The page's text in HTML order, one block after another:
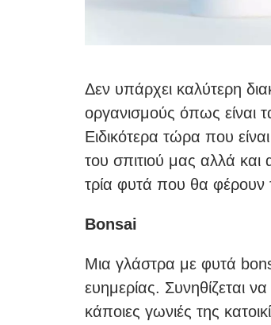
Δεν υπάρχει καλύτερη
οργανισμούς όπως είναι
Ειδικότερα τώρα που
του σπιτιού μας αλλά και
τρία φυτά που θα φέρουν
Bonsai
Μια γλάστρα με φυτά
ευημερίας. Συνηθίζεται
κάποιες γωνιές της